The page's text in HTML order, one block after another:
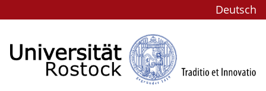
Deutsch